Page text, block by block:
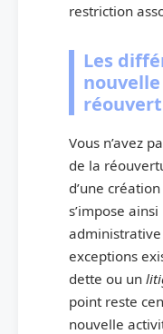
restriction
Les
Vous n’avez
de la
d’une
s’impose
administrative
exceptions
dette ou un
point reste
nouvelle